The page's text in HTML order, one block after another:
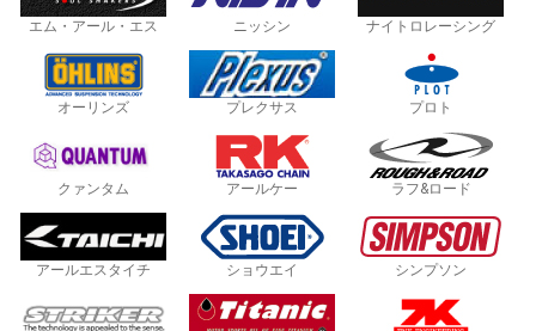
エム・アール・エス ニッシン ナイトロレーシング
オーリンズ プレクサス プロト
クァンタム アールケー ラフ&ロード
アールエスタイチ ショウエイ シンプソン